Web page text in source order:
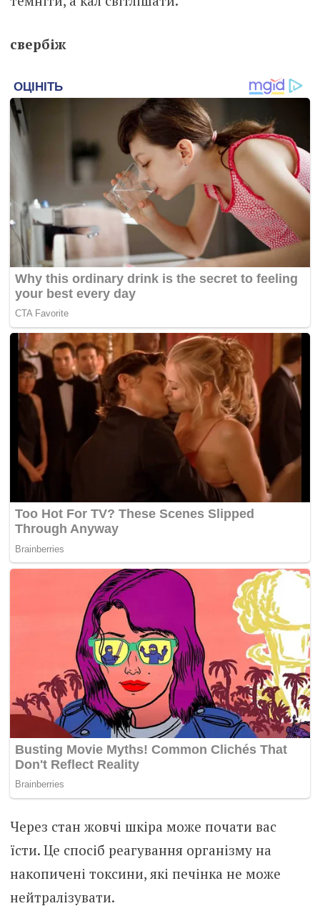
свербіж
Через стан жовчі шкіра може почати вас
їсти. Це спосіб реагування організму на
накопичені токсини, які печінка не може
нейтралізувати.